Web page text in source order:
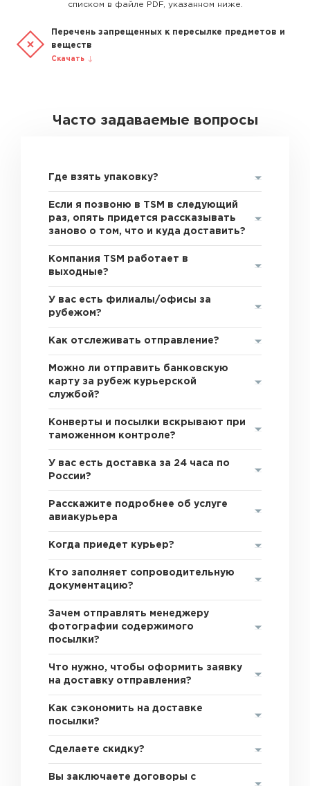
списком в файле PDF, указанном ниже.
Перечень запрещенных к пересылке предметов и
веществ
Скачать
Часто задаваемые вопросы
Где взять упаковку?
Если я позвоню в TSM в следующий
раз, опять придется рассказывать
заново о том, что и куда доставить?
Компания TSM работает в
выходные?
У вас есть филиалы/офисы за
рубежом?
Как отслеживать отправление?
Можно ли отправить банковскую
карту за рубеж курьерской
службой?
Конверты и посылки вскрывают при
таможенном контроле?
У вас есть доставка за 24 часа по
России?
Расскажите подробнее об услуге
авиакурьера
Когда приедет курьер?
Кто заполняет сопроводительную
документацию?
Зачем отправлять менеджеру
фотографии содержимого
посылки?
Что нужно, чтобы оформить заявку
на доставку отправления?
Как сэкономить на доставке
посылки?
Сделаете скидку?
Вы заключаете договоры с